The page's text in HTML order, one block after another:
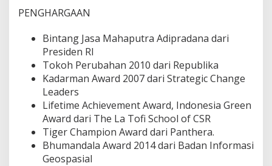
PENGHARGAAN
Bintang Jasa Mahaputra Adipradana dari
Presiden RI
Tokoh Perubahan 2010 dari Republika
Kadarman Award 2007 dari Strategic Change
Leaders
Lifetime Achievement Award, Indonesia Green
Award dari The La Tofi School of CSR
Tiger Champion Award dari Panthera.
Bhumandala Award 2014 dari Badan Informasi
Geospasial